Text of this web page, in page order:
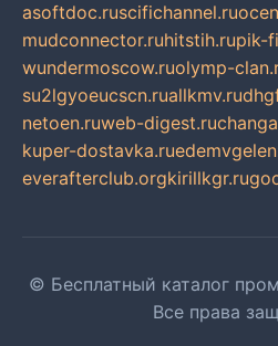
asoftdoc.ruscifichannel.ru
mudconnector.ruhitstih.rupik-
wundermoscow.ruolymp-
su2lgyoeucscn.ruallkmv.ru
netoen.ruweb-digest.ru
kuper-dostavka.ru
everafterclub.orgkirillkgr.ru
© Бесплатный каталог
Все права